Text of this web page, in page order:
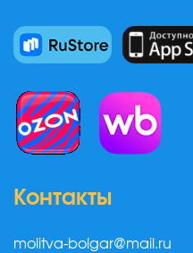
Контакты
molitva-bolgar@mail.ru